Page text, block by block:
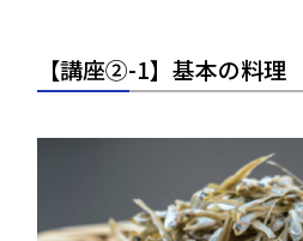
【講座②-1】基本の料理